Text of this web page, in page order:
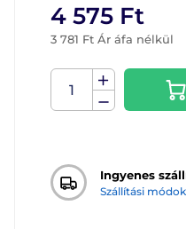
4 575 Ft
3 781 Ft Ár áfa nélkül
Ingyenes
Szállítási módok